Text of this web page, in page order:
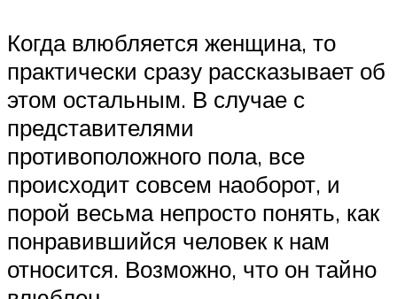
Когда влюбляется женщина, то
практически сразу рассказывает об
этом остальным. В случае с
представителями
противоположного пола, все
происходит совсем наоборот, и
порой весьма непросто понять, как
понравившийся человек к нам
относится. Возможно, что он тайно